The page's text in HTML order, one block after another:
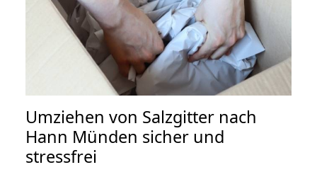
Umziehen von Salzgitter nach
Hann Münden sicher und
stressfrei